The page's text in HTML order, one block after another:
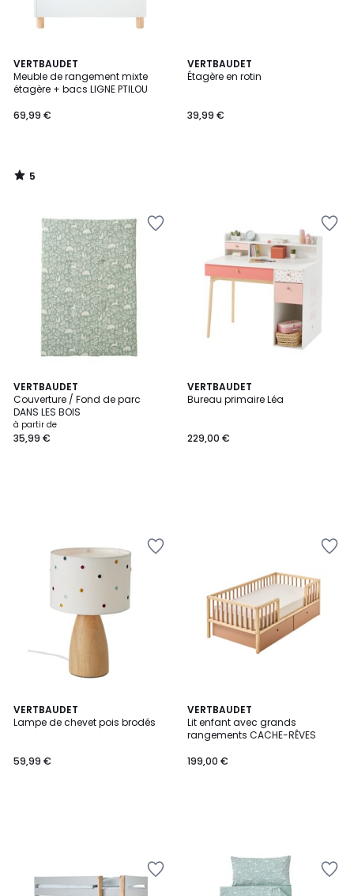
VERTBAUDET
Meuble de rangement mixte
étagère + bacs LIGNE PTILOU
69,99 €
5
/
5
5
/
VERTBAUDET
Étagère en rotin
39,99 €
VERTBAUDET
Couverture / Fond de parc
DANS LES BOIS
à partir de
35,99 €
VERTBAUDET
Bureau primaire Léa
229,00 €
VERTBAUDET
Lampe de chevet pois brodés
59,99 €
VERTBAUDET
Lit enfant avec grands
rangements CACHE-RÊVES
199,00 €